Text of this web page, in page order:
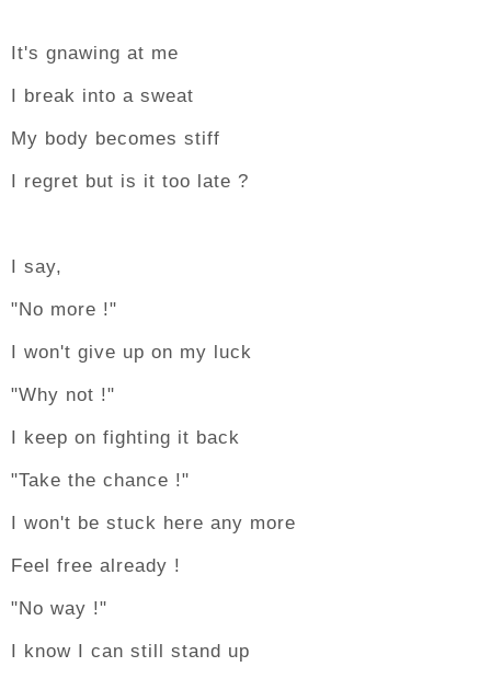
It's gnawing at me
I break into a sweat
My body becomes stiff
I regret but is it too late ?
I say,
"No more !"
I won't give up on my luck
"Why not !"
I keep on fighting it back
"Take the chance !"
I won't be stuck here any more
Feel free already !
"No way !"
I know I can still stand up